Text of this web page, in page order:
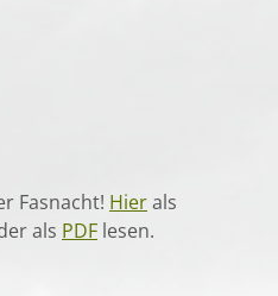
Fasnacht! Hierals
als PDF lesen.